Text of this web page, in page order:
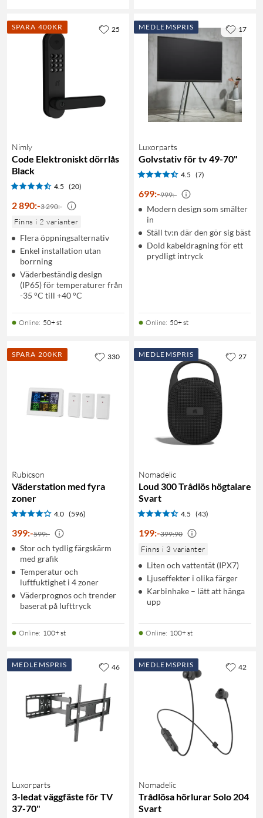
SPARA 400KR
Nimly
Code Elektroniskt dörrlås
Black
4.5 (20)
2 890:-3 290:-
Finns i 2 varianter
Flera öppningsalternativ
Enkel installation utan
borrning
Väderbeständig design
(IP65) för temperaturer från
-35 °C till +40 °C
Online: 50+ st
25 MEDLEMSPRIS
Luxorparts
Golvstativ för tv 49-70"
4.5 (7)
699:-999:-
Modern design som smälter
in
Ställ tv:n där den gör sig bäst
Dold kabeldragning för ett
prydligt intryck
Online: 50+ st
17
SPARA 200KR
Rubicson
Väderstation med fyra
zoner
4.0 (596)
399:-599:-
Stor och tydlig färgskärm
med grafik
Temperatur och
luftfuktighet i 4 zoner
Väderprognos och trender
baserat på lufttryck
Online: 100+ st
330 MEDLEMSPRIS
Nomadelic
Loud 300 Trådlös högtalare
Svart
4.5 (43)
199:-399:90
Finns i 3 varianter
Liten och vattentät (IPX7)
Ljuseffekter i olika färger
Karbinhake – lätt att hänga
upp
Online: 100+ st
27
MEDLEMSPRIS
Luxorparts
3-ledat väggfäste för TV
37-70"
46 MEDLEMSPRIS
Nomadelic
Trådlösa hörlurar Solo 204
Svart
42